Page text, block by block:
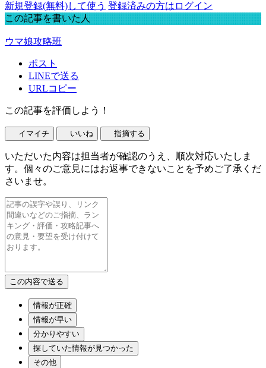
新規登録(無料)して使う 登録済みの方はログイン
この記事を書いた人
ウマ娘攻略班
ポスト
LINEで送る
URLコピー
この記事を評価しよう！
イマイチ いいね 指摘する
いただいた内容は担当者が確認のうえ、順次対応いたしま
す。個々のご意見にはお返事できないことを予めご了承くだ
さいませ。
情報が正確
情報が早い
分かりやすい
探していた情報が見つかった
その他